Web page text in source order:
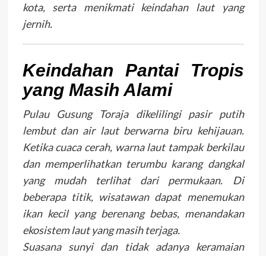
kota, serta menikmati keindahan laut yang
jernih.
Keindahan Pantai Tropis
yang Masih Alami
Pulau Gusung Toraja dikelilingi pasir putih
lembut dan air laut berwarna biru kehijauan.
Ketika cuaca cerah, warna laut tampak berkilau
dan memperlihatkan terumbu karang dangkal
yang mudah terlihat dari permukaan. Di
beberapa titik, wisatawan dapat menemukan
ikan kecil yang berenang bebas, menandakan
ekosistem laut yang masih terjaga.
Suasana sunyi dan tidak adanya keramaian